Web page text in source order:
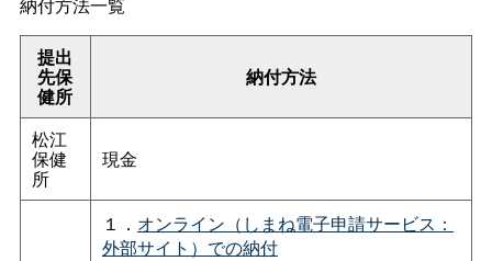
提出
先保
健所
納付方法
松江
保健
所
現金
１． オンライン（しまね電子申請サービス：
外部サイト）での納付